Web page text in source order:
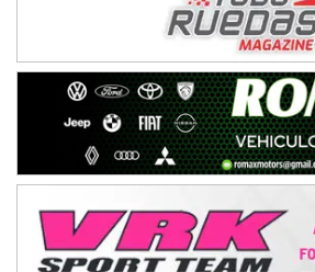
José Samuel Sánchez (Tierra)
TUCUMANO - F5
Juan Navarro (Asfalto)
El Timbó (Tucumán)
COBERTURA ESPECIAL DE E-KART.COM.AR
08/09-AGO
IAME SERIES ARGENTINA 6
Ramiro Tot (Asfalto)
Baradero (Buenos Aires)